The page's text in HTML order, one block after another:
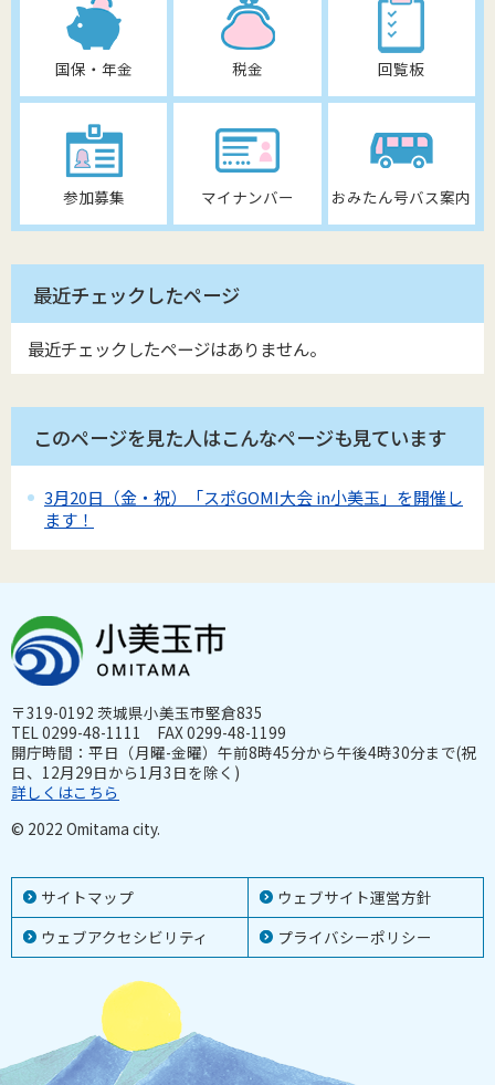
国保・年金 税金 回覧板
参加募集 マイナンバー おみたん号バス案内
最近チェックしたページ
最近チェックしたページはありません。
このページを見た人はこんなページも見ています
3月20日（金・祝）「スポGOMI大会 in小美玉」を開催し
ます！
サイトマップ
ウェブサイト運営方針
ウェブアクセシビリティ
プライバシーポリシー
〒319-0192 茨城県小美玉市堅倉835
TEL 0299-48-1111 FAX 0299-48-1199
開庁時間：平日（月曜-金曜）午前8時45分から午後4時30分まで(祝
日、12月29日から1月3日を除く)
詳しくはこちら
© 2022 Omitama city.